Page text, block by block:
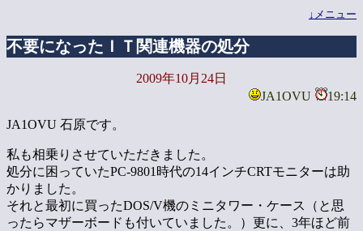
↓メニュー
不要になったＩＴ関連機器の処分
2009年10月24日
JA1OVU
19:14
JA1OVU 石原です。
私も相乗りさせていただきました。
処分に困っていたPC-9801時代の14インチCRTモニターは助
かりました。
それと最初に買ったDOS/V機のミニタワー・ケース（と思
ったらマザーボードも付いていました。）更に、3年ほど前